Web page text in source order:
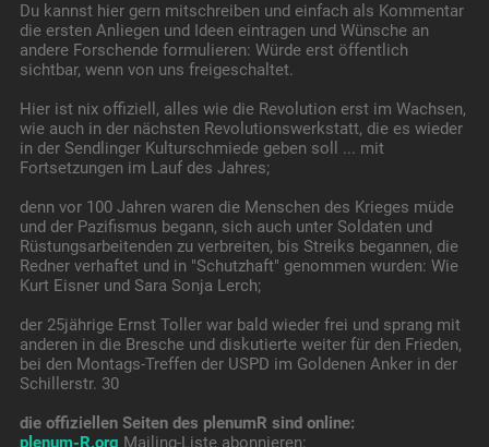
Du kannst hier gern mitschreiben und einfach als Kommentar
die ersten Anliegen und Ideen eintragen und Wünsche an
andere Forschende formulieren: Würde erst öffentlich
sichtbar, wenn von uns freigeschaltet.
Hier ist nix offiziell, alles wie die Revolution erst im Wachsen,
wie auch in der nächsten Revolutionswerkstatt, die es wieder
in der Sendlinger Kulturschmiede geben soll ... mit
Fortsetzungen im Lauf des Jahres;
denn vor 100 Jahren waren die Menschen des Krieges müde
und der Pazifismus begann, sich auch unter Soldaten und
Rüstungsarbeitenden zu verbreiten, bis Streiks begannen, die
Redner verhaftet und in "Schutzhaft" genommen wurden: Wie
Kurt Eisner und Sara Sonja Lerch;
der 25jährige Ernst Toller war bald wieder frei und sprang mit
anderen in die Bresche und diskutierte weiter für den Frieden,
bei den Montags-Treffen der USPD im Goldenen Anker in der
Schillerstr. 30
die offiziellen Seiten des plenumR sind online:
plenum-R.org Mailing-Liste abonnieren: